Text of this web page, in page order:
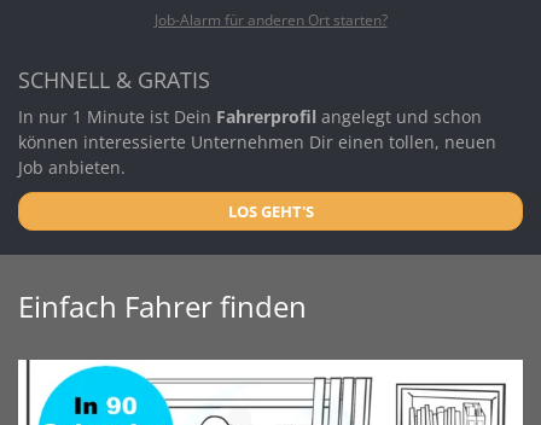
Job-Alarm für anderen Ort starten?
SCHNELL & GRATIS
In nur 1 Minute ist Dein Fahrerprofil angelegt und schon
können interessierte Unternehmen Dir einen tollen, neuen
Job anbieten.
LOS GEHT'S
Einfach Fahrer finden